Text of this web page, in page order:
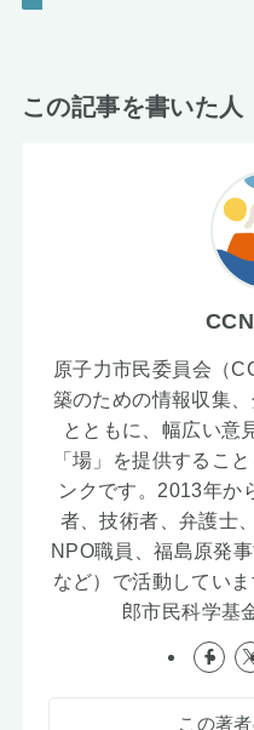
この記事を書いた人
原子力市民委員会（
築のための情報収集
とともに、幅広い意
「場」を提供するこ
ンクです。2013年か
者、技術者、弁護士
NPO職員、福島原発
など）で活動してい
郎市民科学基
この著